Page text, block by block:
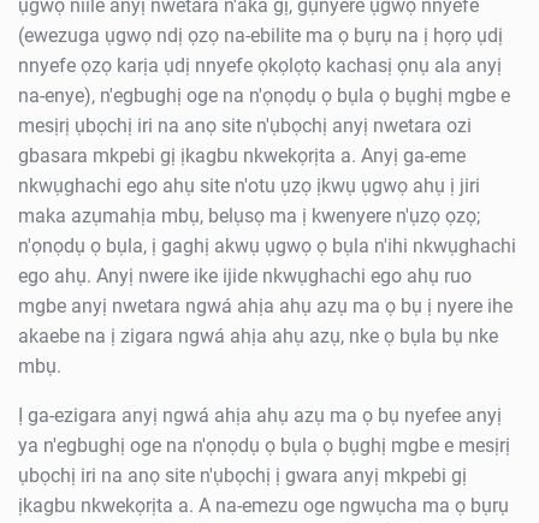
ụgwọ niile anyị nwetara n'aka gị, gụnyere ụgwọ nnyefe
(ewezuga ụgwọ ndị ọzọ na-ebilite ma ọ bụrụ na ị họrọ ụdị
nnyefe ọzọ karịa ụdị nnyefe ọkọlọtọ kachasị ọnụ ala anyị
na-enye), n'egbughị oge na n'ọnọdụ ọ bụla ọ bụghị mgbe e
mesịrị ụbọchị iri na anọ site n'ụbọchị anyị nwetara ozi
gbasara mkpebi gị ịkagbu nkwekọrịta a. Anyị ga-eme
nkwụghachi ego ahụ site n'otu ụzọ ịkwụ ụgwọ ahụ ị jiri
maka azụmahịa mbụ, belụsọ ma ị kwenyere n'ụzọ ọzọ;
n'ọnọdụ ọ bụla, ị gaghị akwụ ụgwọ ọ bụla n'ihi nkwụghachi
ego ahụ. Anyị nwere ike ijide nkwụghachi ego ahụ ruo
mgbe anyị nwetara ngwá ahịa ahụ azụ ma ọ bụ ị nyere ihe
akaebe na ị zigara ngwá ahịa ahụ azụ, nke ọ bụla bụ nke
mbụ.
Ị ga-ezigara anyị ngwá ahịa ahụ azụ ma ọ bụ nyefee anyị
ya n'egbughị oge na n'ọnọdụ ọ bụla ọ bụghị mgbe e mesịrị
ụbọchị iri na anọ site n'ụbọchị ị gwara anyị mkpebi gị
ịkagbu nkwekọrịta a. A na-emezu oge ngwụcha ma ọ bụrụ